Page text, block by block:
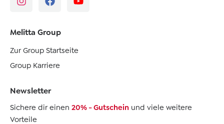
Melitta Group
Zur Group Startseite
Group Karriere
Newsletter
Sichere dir einen 20% - Gutschein und viele weitere
Vorteile